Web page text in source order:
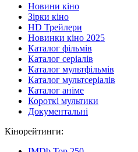
Новини кіно
Зірки кіно
HD Трейлери
Новинки кіно 2025
Каталог фільмів
Каталог серіалів
Каталог мультфільмів
Каталог мультсеріалів
Каталог аніме
Короткі мультики
Документальні
Кінорейтинги: